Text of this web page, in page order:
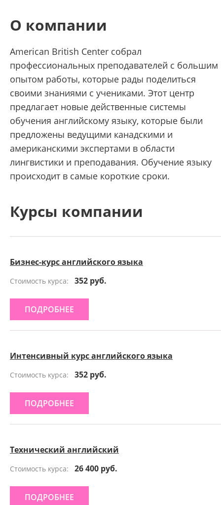
О компании
American British Center собрал
профессиональных преподавателей с большим
опытом работы, которые рады поделиться
своими знаниями с учениками. Этот центр
предлагает новые действенные системы
обучения английскому языку, которые были
предложены ведущими канадскими и
американскими экспертами в области
лингвистики и преподавания. Обучение языку
происходит в самые короткие сроки.
Курсы компании
Бизнес-курс английского языка
Стоимость курса: 352 руб.
ПОДРОБНЕЕ
Интенсивный курс английского языка
Стоимость курса: 352 руб.
ПОДРОБНЕЕ
Технический английский
Стоимость курса: 26 400 руб.
ПОДРОБНЕЕ